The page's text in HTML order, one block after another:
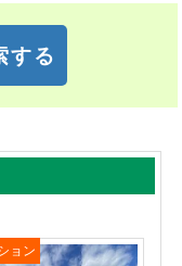
する
ョン